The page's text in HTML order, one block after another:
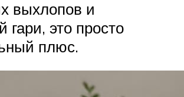
выхлопов и
гари, это просто
плюс.